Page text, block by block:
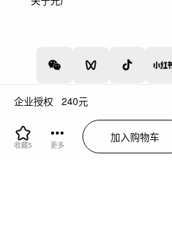
企业授权 240元
收藏5 更多
加入购物车
增值电信业务经营许可证：川B2-
川公网安备51019002000262